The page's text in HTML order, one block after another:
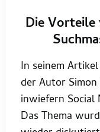
Die
In seinem
der Autor
inwiefern Social
Das Thema